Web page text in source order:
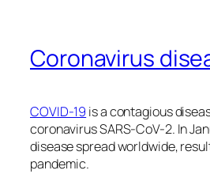
Coronavirus
COVID-19 is a contagious
coronavirus SARS-CoV-2. In
disease spread worldwide,
pandemic.